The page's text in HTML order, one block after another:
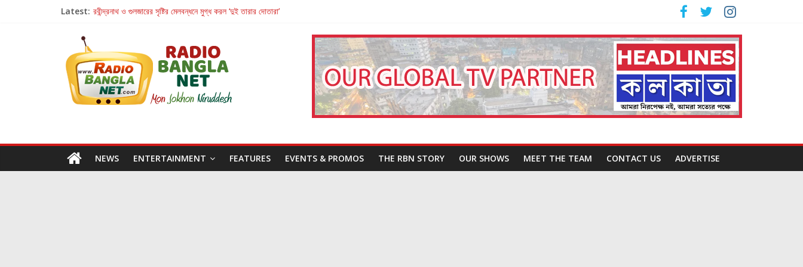
Latest: রবীন্দ্রনাথ ও গুলজারের সৃষ্টির মেলবন্ধনে মুগ্ধ করল ‘দুই তারার দোতারা’
Retribution: A Thought-Provoking Short Film That Challenges Our Understanding of Justice
হাওয়া বদলের টলিউডে ‘তুমি এলে তাই’
NEWS ENTERTAINMENT FEATURES EVENTS & PROMOS THE RBN STORY OUR SHOWS MEET THE TEAM CONTACT US ADVERTISE